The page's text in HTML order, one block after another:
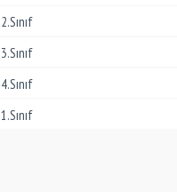
2.Sınıf
3.Sınıf
4.Sınıf
1.Sınıf